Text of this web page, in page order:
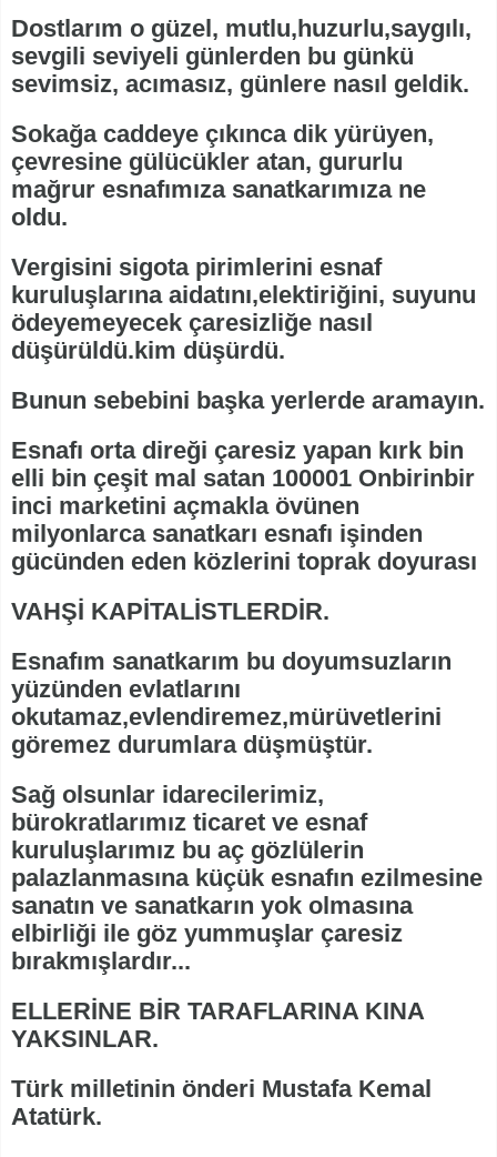
Dostlarım o güzel, mutlu,huzurlu,saygılı,
sevgili seviyeli günlerden bu günkü
sevimsiz, acımasız, günlere nasıl geldik.
Sokağa caddeye çıkınca dik yürüyen,
çevresine gülücükler atan, gururlu
mağrur esnafımıza sanatkarımıza ne
oldu.
Vergisini sigota pirimlerini esnaf
kuruluşlarına aidatını,elektiriğini, suyunu
ödeyemeyecek çaresizliğe nasıl
düşürüldü.kim düşürdü.
Bunun sebebini başka yerlerde aramayın.
Esnafı orta direği çaresiz yapan kırk bin
elli bin çeşit mal satan 100001 Onbirinbir
inci marketini açmakla övünen
milyonlarca sanatkarı esnafı işinden
gücünden eden közlerini toprak doyurası
VAHŞİ KAPİTALİSTLERDİR.
Esnafım sanatkarım bu doyumsuzların
yüzünden evlatlarını
okutamaz,evlendiremez,mürüvetlerini
göremez durumlara düşmüştür.
Sağ olsunlar idarecilerimiz,
bürokratlarımız ticaret ve esnaf
kuruluşlarımız bu aç gözlülerin
palazlanmasına küçük esnafın ezilmesine
sanatın ve sanatkarın yok olmasına
elbirliği ile göz yummuşlar çaresiz
bırakmışlardır...
ELLERİNE BİR TARAFLARINA KINA
YAKSINLAR.
Türk milletinin önderi Mustafa Kemal
Atatürk.